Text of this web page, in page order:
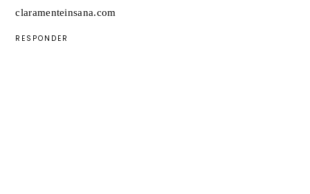
claramenteinsana.com
RESPONDER